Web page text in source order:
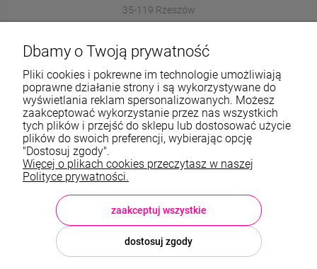
35-119 Rzeszów
572989669
Informacje
O nas
TWOJE KONTO
Sklep: StaloweLOVE, Krajobrazowa 13/5, 35-119 Rzeszów, woj.
podkarpackie, NIP: 8133612433, tel.:572 989 669
sklep@stalowelove.com.pl
Dbamy o Twoją prywatność
Pliki cookies i pokrewne im technologie umożliwiają
poprawne działanie strony i są wykorzystywane do
wyświetlania reklam spersonalizowanych. Możesz
zaakceptować wykorzystanie przez nas wszystkich
tych plików i przejść do sklepu lub dostosować użycie
plików do swoich preferencji, wybierając opcję
"Dostosuj zgody".
Więcej o plikach cookies przeczytasz w naszej
Polityce prywatności.
dostosuj zgody
zaakceptuj wszystkie